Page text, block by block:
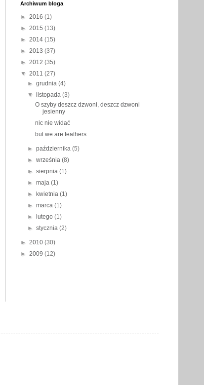
Archiwum bloga
► 2016 (1)
► 2015 (13)
► 2014 (15)
► 2013 (37)
► 2012 (35)
▼ 2011 (27)
►grudnia(4)
▼
listopada(3)
O szyby deszcz dzwoni, deszcz dzwoni
jesienny
nic nie widać
but we are feathers
►października(5)
►września(8)
►sierpnia(1)
►maja(1)
►
kwietnia(1)
►marca(1)
►
lutego(1)
►stycznia(2)
► 2010 (30)
► 2009 (12)